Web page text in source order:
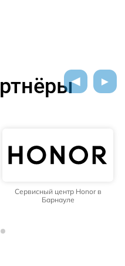
Сервисный центр Honor в
Барнауле